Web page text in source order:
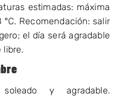
estimadas: máxima
°C. Recomendación: salir
el día será agradable
libre.
y agradable.